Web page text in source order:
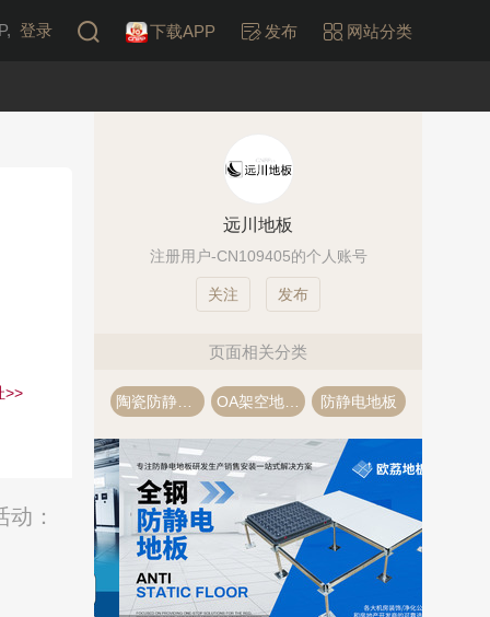
登录 下载APP 发布 网站分类
>>
：
远川地板
注册用户-CN109405的个人账号
发布
页面相关分类
OA架空地板·网络地板 防静电地板